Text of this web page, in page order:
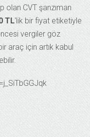
olan CVT şanzıman
TL‘lik bir fiyat etiketiyle
vergiler göz
araç için artık kabul